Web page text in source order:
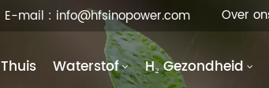
E-mail : info@hfsinopower.com Over
Thuis Waterstof H₂ Gezondheid